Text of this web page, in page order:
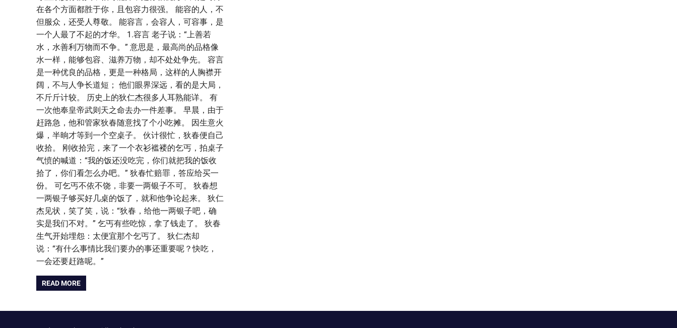
在各个方面都胜于你，且包容力很强。 能容的人，不
但服众，还受人尊敬。 能容言，会容人，可容事，是
一个人最了不起的才华。 1.容言 老子说：“上善若
水，水善利万物而不争。” 意思是，最高尚的品格像
水一样，能够包容、滋养万物，却不处处争先。 容言
是一种优良的品格，更是一种格局，这样的人胸襟开
阔，不与人争长道短； 他们眼界深远，看的是大局，
不斤斤计较。 历史上的狄仁杰很多人耳熟能详。 有
一次他奉皇帝武则天之命去办一件差事。 早晨，由于
赶路急，他和管家狄春随意找了个小吃摊。 因生意火
爆，半晌才等到一个空桌子。 伙计很忙，狄春便自己
收拾。 刚收拾完，来了一个衣衫褴褛的乞丐，拍桌子
气愤的喊道：“我的饭还没吃完，你们就把我的饭收
拾了，你们看怎么办吧。” 狄春忙赔罪，答应给买一
份。 可乞丐不依不饶，非要一两银子不可。 狄春想
一两银子够买好几桌的饭了，就和他争论起来。 狄仁
杰见状，笑了笑，说：“狄春，给他一两银子吧，确
实是我们不对。” 乞丐有些吃惊，拿了钱走了。 狄春
生气开始埋怨：太便宜那个乞丐了。 狄仁杰却
说：“有什么事情比我们要办的事还重要呢？快吃，
一会还要赶路呢。”
READ MORE